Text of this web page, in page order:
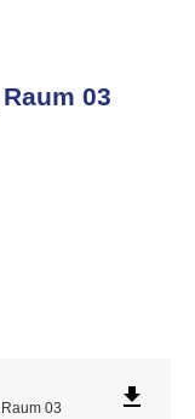
03
03
file_download